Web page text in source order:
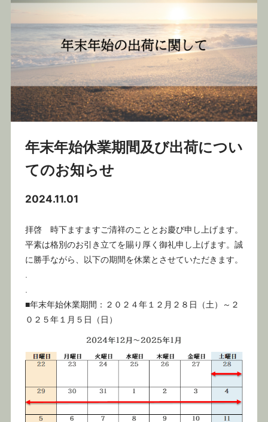
年末年始休業期間及び出荷につい
てのお知らせ
2024.11.01
拝啓 時下ますますご清祥のこととお慶び申し上げます。
平素は格別のお引き立てを賜り厚く御礼申し上げます。誠
に勝手ながら、以下の期間を休業とさせていただきます。
.
.
■年末年始休業期間：２０２４年１２月２８日（土）～２
０２５年１月５日（日）